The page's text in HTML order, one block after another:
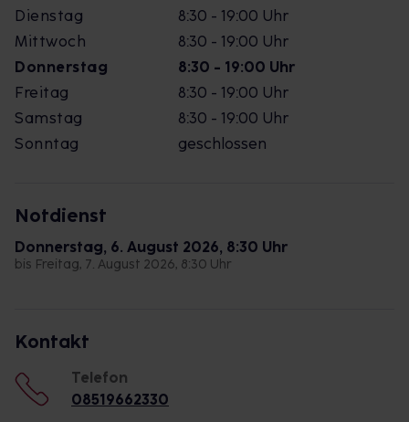
Dienstag
8:30 - 19:00 Uhr
Mittwoch
8:30 - 19:00 Uhr
Donnerstag
8:30 - 19:00 Uhr
Freitag
8:30 - 19:00 Uhr
Samstag
8:30 - 19:00 Uhr
Sonntag
geschlossen
Notdienst
Donnerstag, 6. August 2026, 8:30 Uhr
bis Freitag, 7. August 2026, 8:30 Uhr
Kontakt
Telefon
08519662330